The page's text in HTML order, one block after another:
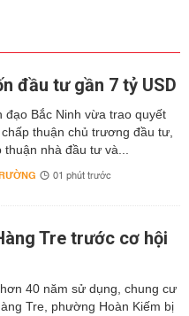
đầu tư gần 7 tỷ USD
đạo Bắc Ninh vừa trao quyết
thuận chủ trương đầu tư,
thuận nhà đầu tư và...
01 phút trước
Tre trước cơ hội
40 năm sử dụng, chung cư
Tre, phường Hoàn Kiếm bị